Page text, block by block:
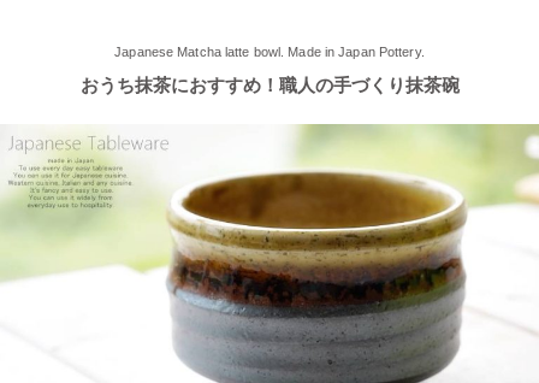
ました！新商品もたくさんご用意しております♪ みなさまのご来
店、お待ちしております。
2025/4/16
≪テレビで紹介されました≫ 2025年4月16日～30日 CCNet ケー
ブルテレビ しょぴもる『まちの素敵な歩き方』で 白いごはん器
のお店 らいすぼーる 小牧店が紹介されました。
≪テレビで紹介されました≫ 2024年2月29日 中京テレビ キャッ
Japanese Matcha latte bowl. Made in Japan Pottery.
おうち抹茶におすすめ！職人の手づくり抹茶碗